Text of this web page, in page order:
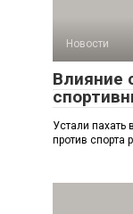
Новости
Влияние
Устали пахать
против спорта